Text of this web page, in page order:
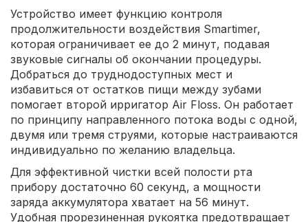
Устройство имеет функцию контроля
продолжительности воздействия Smartimer,
которая ограничивает ее до 2 минут, подавая
звуковые сигналы об окончании процедуры.
Добраться до труднодоступных мест и
избавиться от остатков пищи между зубами
помогает второй ирригатор Air Floss. Он работает
по принципу направленного потока воды с одной,
двумя или тремя струями, которые настраиваются
индивидуально по желанию владельца.
Для эффективной чистки всей полости рта
прибору достаточно 60 секунд, а мощности
заряда аккумулятора хватает на 56 минут.
Удобная прорезиненная рукоятка предотвращает